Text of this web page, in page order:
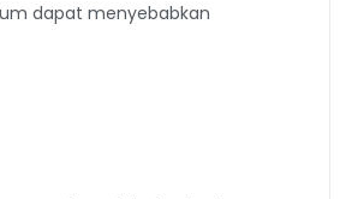
dapat menyebabkan